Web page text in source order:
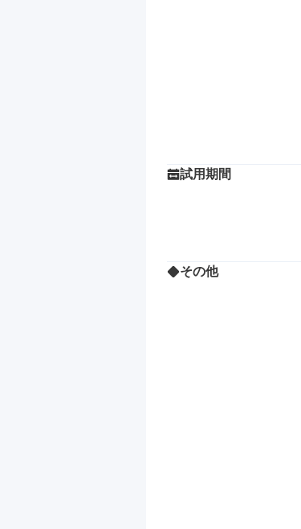
試用期間
その他